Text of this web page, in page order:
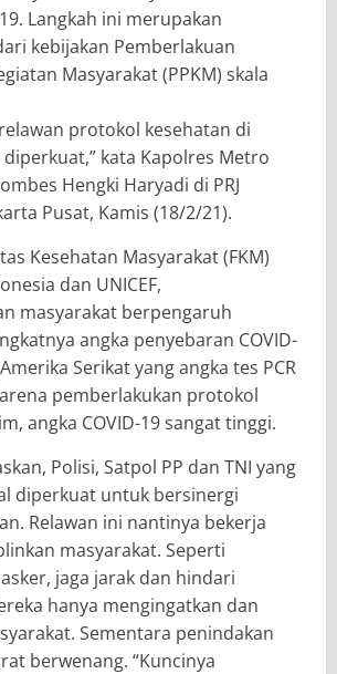
Langkah ini merupakan
kebijakan Pemberlakuan
Masyarakat (PPKM) skala
protokol kesehatan di
kata Kapolres Metro
Hengki Haryadi di PRJ
Pusat, Kamis (18/2/21).
Kesehatan Masyarakat (FKM)
dan UNICEF,
masyarakat berpengaruh
angka penyebaran COVID-
Serikat yang angka tes PCR
pemberlakukan protokol
angka COVID-19 sangat tinggi.
Polisi, Satpol PP dan TNI yang
diperkuat untuk bersinergi
Relawan ini nantinya bekerja
masyarakat. Seperti
jaga jarak dan hindari
hanya mengingatkan dan
Sementara penindakan
berwenang. “Kuncinya